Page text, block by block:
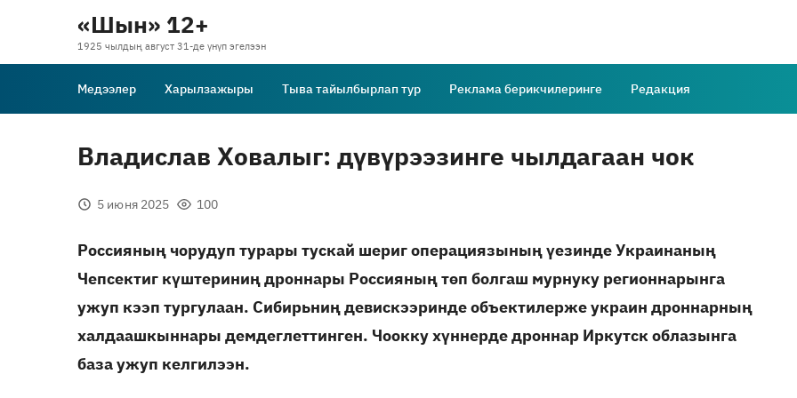
«Шын» 12+
1925 чылдың август 31-де үнүп эгелээн
Медээлер Харылзажыры Тыва тайылбырлап тур Реклама берикчилеринге Редакция
Владислав Ховалыг: дүвүрээзинге чылдагаан чок
5 июня 2025 100
Россияның чорудуп турары тускай шериг операциязының үезинде Украинаның
Чепсектиг күштериниң дроннары Россияның төп болгаш мурнуку регионнарынга
ужуп кээп тургулаан. Сибирьниң девискээринде объектилерже украин дроннарның
халдаашкыннары демдеглеттинген. Чоокку хүннерде дроннар Иркутск облазынга
база ужуп келгилээн.